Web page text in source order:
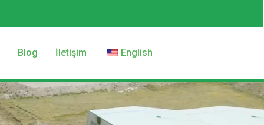
Blog İletişim English